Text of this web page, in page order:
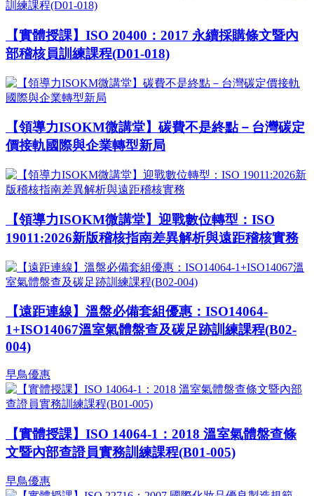
【實體授課】ISO 20400：2017 永續採購條文暨內
部稽核員訓練課程(D01-018)
【領導力ISOKM微講堂】碳費不是終點－台灣碳定
價接軌國際與企業轉型新局
【領導力ISOKM微講堂】迎戰數位轉型：ISO
19011:2026新版稽核指南差異解析與遠距稽核實務
【遠距連線】溫盤必備套組優惠：ISO14064-
1+ISO14067溫室氣體盤查及碳足跡訓練課程(B02-
004)
早鳥優惠
【實體授課】ISO 14064-1：2018 溫室氣體盤查條
文暨內部查證員實務訓練課程(B01-005)
早鳥優惠